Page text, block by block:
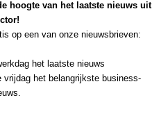
hoogte van het laatste nieuws uit
op een van onze nieuwsbrieven:
het laatste nieuws
vrijdag het belangrijkste business-